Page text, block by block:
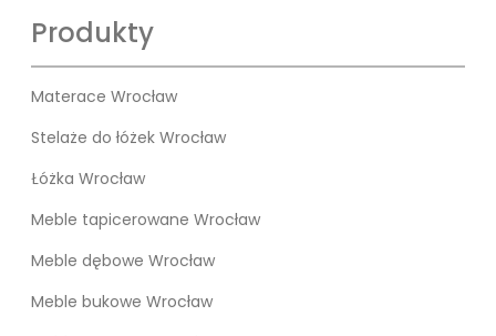
Produkty
Materace Wrocław
Stelaże do łóżek Wrocław
Łóżka Wrocław
Meble tapicerowane Wrocław
Meble dębowe Wrocław
Meble bukowe Wrocław